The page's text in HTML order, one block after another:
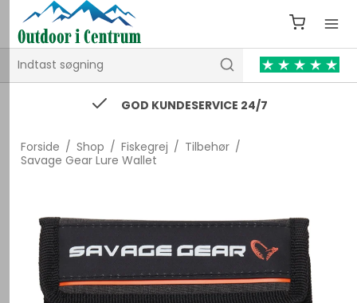
GOD KUNDESERVICE 24/7
Forside / Shop / Fiskegrej / Tilbehør /
Savage Gear Lure Wallet